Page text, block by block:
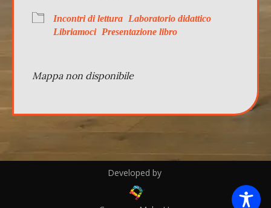
Incontri di lettura Laboratorio didattico
Libriamoci Presentazione libro
Mappa non disponibile
Developed by